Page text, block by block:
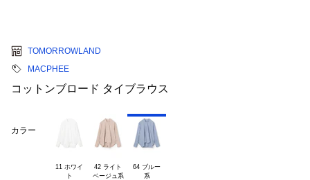
TOMORROWLAND
MACPHEE
コットンブロード タイブラウス
カラー
11 ホワイ
42 ライト
ベージュ系
64 ブルー
系